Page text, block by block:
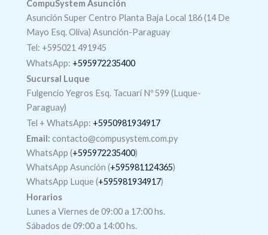
CompuSystem Asunción
Asunción Super Centro Planta Baja Local 186 (14 De
Mayo Esq. Oliva) Asunción-Paraguay
Tel: +595021 491945
WhatsApp: +595972235400
Sucursal Luque
Fulgencio Yegros Esq. Tacuarí Nº 599 (Luque-
Paraguay)
Tel + WhatsApp: +5950981934917
Email: contacto@compusystem.com.py
WhatsApp (+595972235400)
WhatsApp Asunción (+595981124365)
WhatsApp Luque (+595981934917)
Horarios
Lunes a Viernes de 09:00 a 17:00 hs.
Sábados de 09:00 a 14:00 hs.